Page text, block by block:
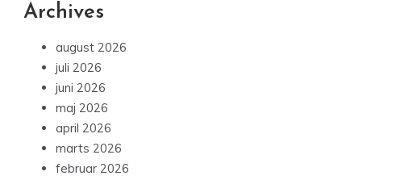
Archives
august 2026
juli 2026
juni 2026
maj 2026
april 2026
marts 2026
februar 2026